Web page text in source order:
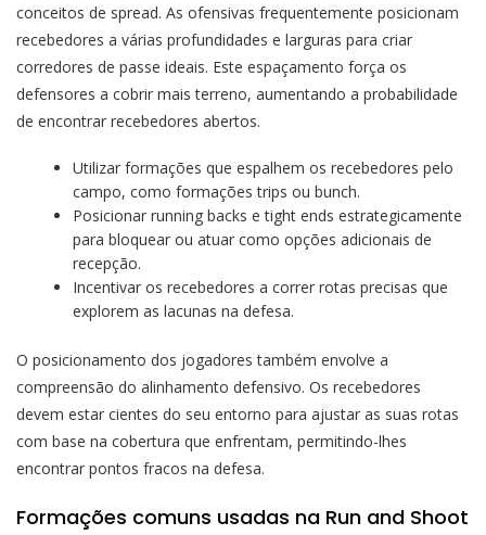
conceitos de spread. As ofensivas frequentemente posicionam
recebedores a várias profundidades e larguras para criar
corredores de passe ideais. Este espaçamento força os
defensores a cobrir mais terreno, aumentando a probabilidade
de encontrar recebedores abertos.
Utilizar formações que espalhem os recebedores pelo
campo, como formações trips ou bunch.
Posicionar running backs e tight ends estrategicamente
para bloquear ou atuar como opções adicionais de
recepção.
Incentivar os recebedores a correr rotas precisas que
explorem as lacunas na defesa.
O posicionamento dos jogadores também envolve a
compreensão do alinhamento defensivo. Os recebedores
devem estar cientes do seu entorno para ajustar as suas rotas
com base na cobertura que enfrentam, permitindo-lhes
encontrar pontos fracos na defesa.
Formações comuns usadas na Run and Shoot